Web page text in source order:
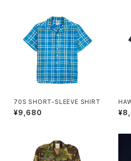
70S SHORT-SLEEVE SHIRT
¥9,680